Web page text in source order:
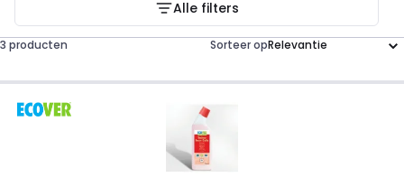
Alle filters
3 producten Sorteer op